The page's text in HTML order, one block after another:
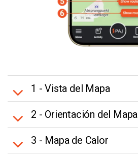
1 - Vista del Mapa
2 - Orientación del Mapa
3 - Mapa de Calor